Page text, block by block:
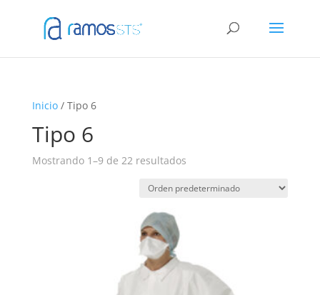
Inicio/ Tipo 6
Tipo 6
Mostrando 1–9 de 22 resultados